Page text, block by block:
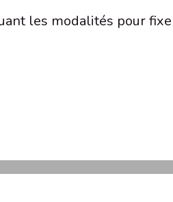
les modalités pour